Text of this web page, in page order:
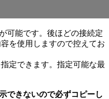
可能です。後ほどの接続定
を使用しますので控えてお
定できます。指定可能な最
できないので必ずコピーし